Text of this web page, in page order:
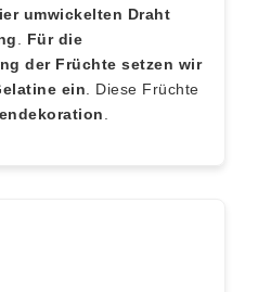
umwickelten Draht
. Für die
der Früchte setzen wir
ein. Diese Früchte
.